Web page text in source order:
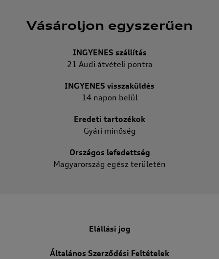
Vásároljon egyszerűen
INGYENES szállítás
21 Audi átvételi pontra
INGYENES visszaküldés
14 napon belül
Eredeti tartozékok
Gyári minőség
Országos lefedettség
Magyarország egész területén
Elállási jog
Általános Szerződési Feltételek